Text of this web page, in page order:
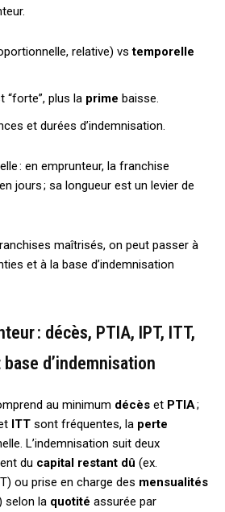
relative) vstemporelle
“forte”, plus la prime baisse.
et durées d’indemnisation.
: en emprunteur, la franchise
jours ; sa longueur est un levier de
maîtrisés, on peut passer à
et à la base d’indemnisation
: décès, PTIA, IPT, ITT,
d’indemnisation
au minimum décès et PTIA;
ITT sont fréquentes, la perte
L’indemnisation suit deux
du capital restant dû (ex.
ou prise en charge des mensualités
selon la quotité assurée par